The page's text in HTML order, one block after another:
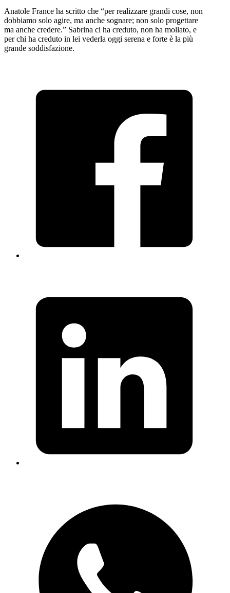
Anatole France ha scritto che “per realizzare grandi cose, non
dobbiamo solo agire, ma anche sognare; non solo progettare
ma anche credere.” Sabrina ci ha creduto, non ha mollato, e
per chi ha creduto in lei vederla oggi serena e forte è la più
grande soddisfazione.